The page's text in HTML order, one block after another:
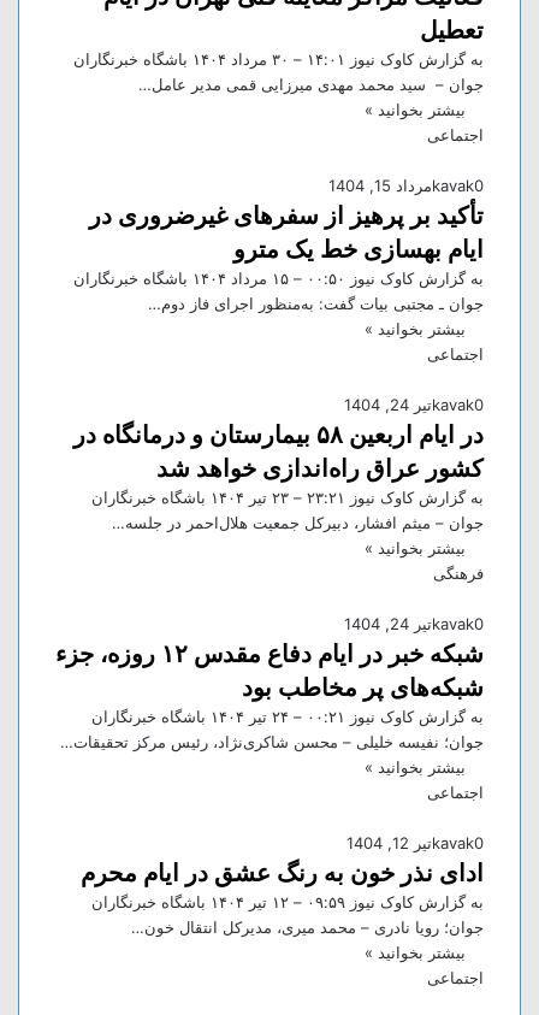
تعطیل
به گزارش کاوک نیوز ۱۴:۰۱ – ۳۰ مرداد ۱۴۰۴ باشگاه خبرنگاران
جوان – سید محمد مهدی میرزایی قمی مدیر عامل…
بیشتر بخوانید »
اجتماعی
kavakمرداد 15, 1404 0
تأکید بر پرهیز از سفر‌های غیرضروری در
ایام بهسازی خط یک مترو
به گزارش کاوک نیوز ۰۰:۵۰ – ۱۵ مرداد ۱۴۰۴ باشگاه خبرنگاران
جوان ـ مجتبی بیات گفت: به‌منظور اجرای فاز دوم…
بیشتر بخوانید »
اجتماعی
kavakتیر 24, 1404 0
در ایام اربعین ۵۸ بیمارستان و درمانگاه در
کشور عراق راه‌اندازى خواهد شد
به گزارش کاوک نیوز ۲۳:۲۱ – ۲۳ تير ۱۴۰۴ باشگاه خبرنگاران
جوان – میثم افشار، دبیرکل جمعیت هلال‌احمر در جلسه…
بیشتر بخوانید »
فرهنگی
kavakتیر 24, 1404 0
شبکه خبر در ایام دفاع مقدس ۱۲ روزه، جزء
شبکه‌های پر مخاطب بود
به گزارش کاوک نیوز ۰۰:۲۱ – ۲۴ تير ۱۴۰۴ باشگاه خبرنگاران
جوان؛ نفیسه خلیلی – محسن شاکری‌نژاد، رئیس مرکز تحقیقات…
بیشتر بخوانید »
اجتماعی
kavakتیر 12, 1404 0
ادای نذر خون به رنگ عشق در ایام محرم
به گزارش کاوک نیوز ۰۹:۵۹ – ۱۲ تير ۱۴۰۴ باشگاه خبرنگاران
جوان؛ رویا نادری – محمد میری، مدیرکل انتقال خون…
بیشتر بخوانید »
اجتماعی